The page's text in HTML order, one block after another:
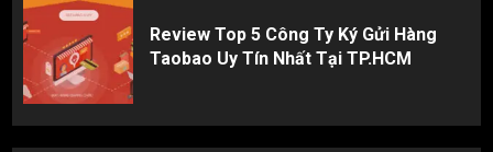
Review Top 5 Công Ty Ký Gửi Hàng
Taobao Uy Tín Nhất Tại TP.HCM